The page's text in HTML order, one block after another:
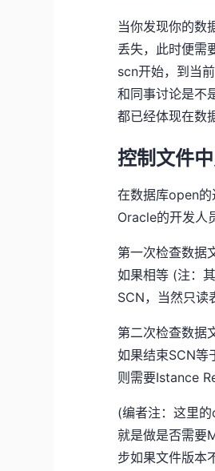
当你发现你的数
丢失，此时便需
scn开始，到当
和同事讨论是不
都已经体现在数
控制文件
在数据库open
Oracle的开发人
第一次检查数
如果相等 (注：
SCN，当然只读
第二次检查数据
如果结束SCN等
则需要Istance
(编者注：这里
就是做是否需要
步如果文件版本